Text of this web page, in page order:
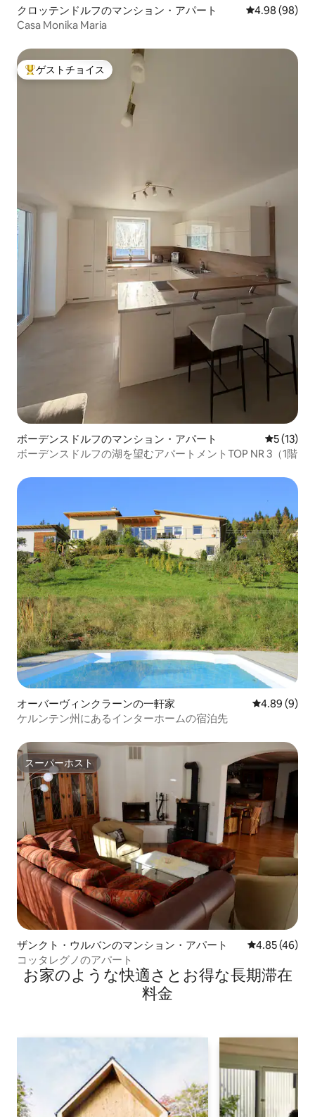
クロッテンドルフのマンション・アパート レビュー98件
4.98 (98)
Casa Monika Maria
大好評のゲストチョイスです。
ゲストチョイス
ボーデンスドルフのマンション・アパート レビュー
5 (13)
ボーデンスドルフの湖を望むアパートメントTOP NR 3（1階
オーバーヴィンクラーンの一軒家 レビュー9件
4.89 (9)
ケルンテン州にあるインターホームの宿泊先
スーパーホスト
スーパーホスト
ザンクト・ウルバンのマンション・アパート レビュー46
4.85 (46)
コッタレグノのアパート
お家のような快⁠適⁠さ⁠とお⁠得⁠な長⁠期⁠滞⁠在
料⁠金